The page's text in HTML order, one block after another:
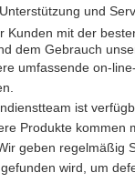
und
Kunden mit der
dem Gebrauch
umfassende on-
ist
Produkte
geben regelmäßig
wird, um